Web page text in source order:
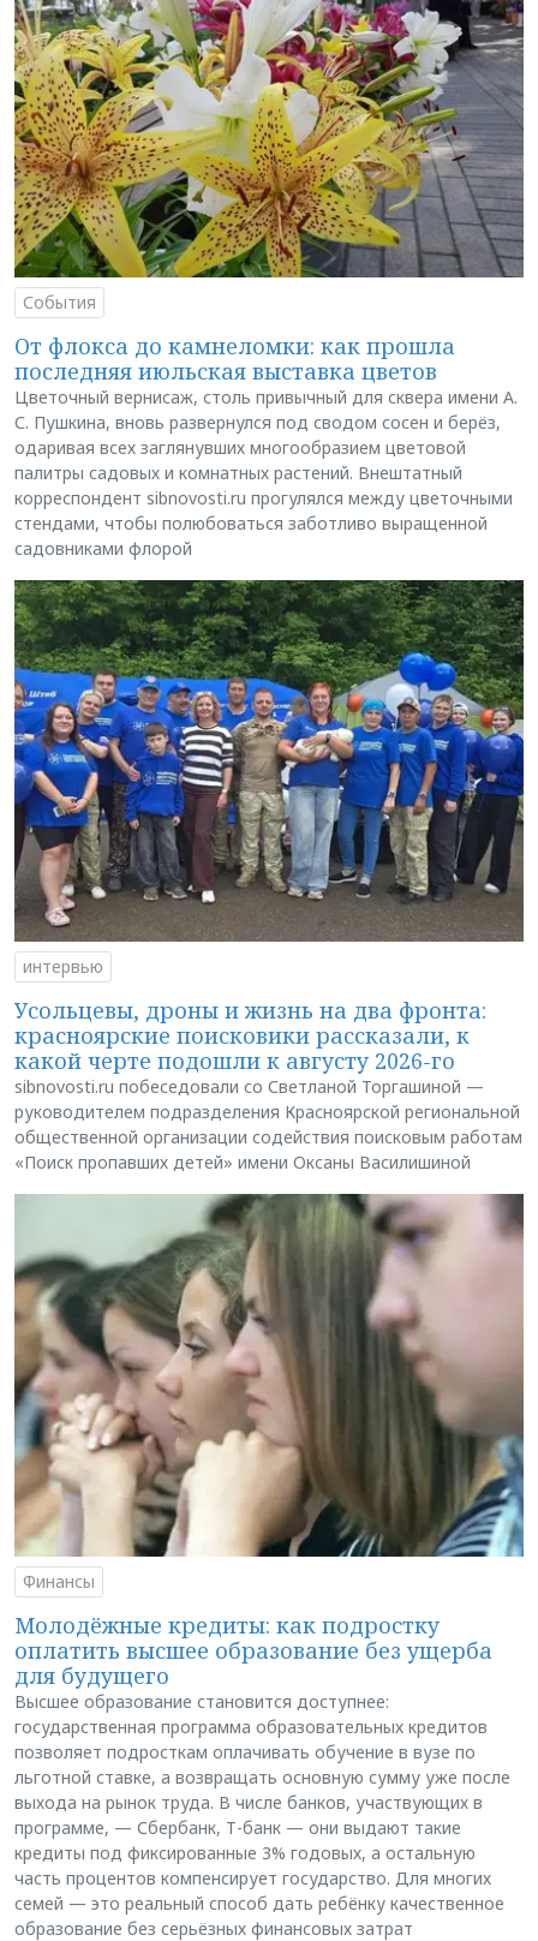
События
От флокса до камнеломки: как прошла
последняя июльская выставка цветов
Цветочный вернисаж, столь привычный для сквера имени А.
С. Пушкина, вновь развернулся под сводом сосен и берёз,
одаривая всех заглянувших многообразием цветовой
палитры садовых и комнатных растений. Внештатный
корреспондент sibnovosti.ru прогулялся между цветочными
стендами, чтобы полюбоваться заботливо выращенной
садовниками флорой
интервью
Усольцевы, дроны и жизнь на два фронта:
красноярские поисковики рассказали, к
какой черте подошли к августу 2026-го
sibnovosti.ru побеседовали со Светланой Торгашиной —
руководителем подразделения Красноярской региональной
общественной организации содействия поисковым работам
«Поиск пропавших детей» имени Оксаны Василишиной
Финансы
Молодёжные кредиты: как подростку
оплатить высшее образование без ущерба
для будущего
Высшее образование становится доступнее:
государственная программа образовательных кредитов
позволяет подросткам оплачивать обучение в вузе по
льготной ставке, а возвращать основную сумму уже после
выхода на рынок труда. В числе банков, участвующих в
программе, — Сбербанк, Т-банк — они выдают такие
кредиты под фиксированные 3% годовых, а остальную
часть процентов компенсирует государство. Для многих
семей — это реальный способ дать ребёнку качественное
образование без серьёзных финансовых затрат